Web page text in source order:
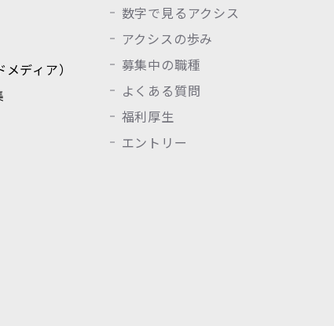
ディア）
数字で見るアクシス
アクシスの歩み
募集中の職種
よくある質問
福利厚生
エントリー